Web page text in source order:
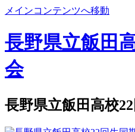
メインコンテンツへ移動
長野県立飯田
会
長野県立飯田高校